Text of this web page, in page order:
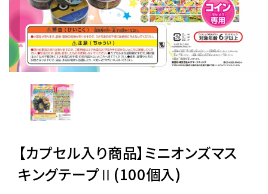
レンタル
景品・玩具・文具
販促用カプセルトイ
よくあるご質問
ご利用ガイド
【カプセル入り商品】ミニオンズマス
キングテープⅡ(100個入)